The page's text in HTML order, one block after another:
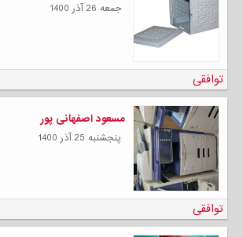
جمعه 26 آذر 1400
توافقی
مسعود اصفهانی پور
پنجشنبه 25 آذر 1400
توافقی